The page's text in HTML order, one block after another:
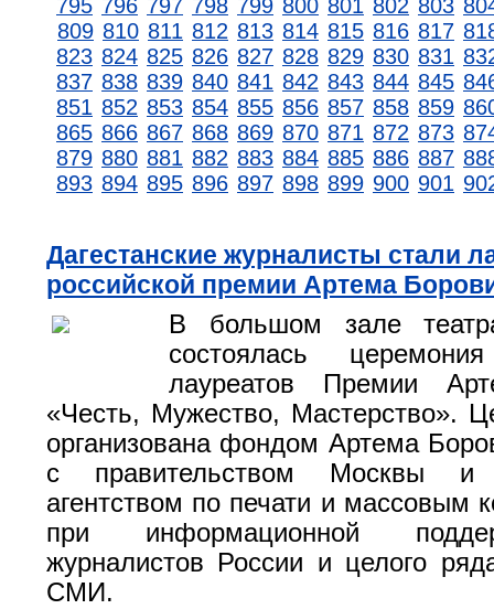
795 796 797 798 799 800 801 802 803
809 810 811 812 813 814 815 816 817
823 824 825 826 827 828 829 830 831
837 838 839 840 841 842 843 844 845
851 852 853 854 855 856 857 858 859
865 866 867 868 869 870 871 872 873
879 880 881 882 883 884 885 886 887
893 894 895 896 897 898 899 900 901
Дагестанские журналисты стали
российской премии Артема
В большом зале
состоялась
лауреатов Премии
«Честь, Мужество, Мастерство».
организована фондом Артема
с правительством Москвы и
агентством по печати и массовым
при информационной
журналистов России и целого
СМИ.